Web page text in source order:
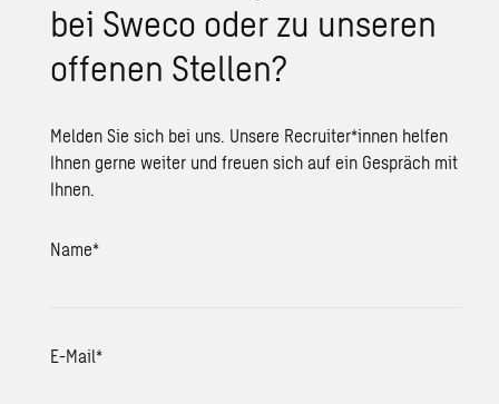
bei Sweco oder zu unseren
offenen Stellen?
Melden Sie sich bei uns. Unsere Recruiter*innen helfen
Ihnen gerne weiter und freuen sich auf ein Gespräch mit
Ihnen.
Name*
E-Mail*